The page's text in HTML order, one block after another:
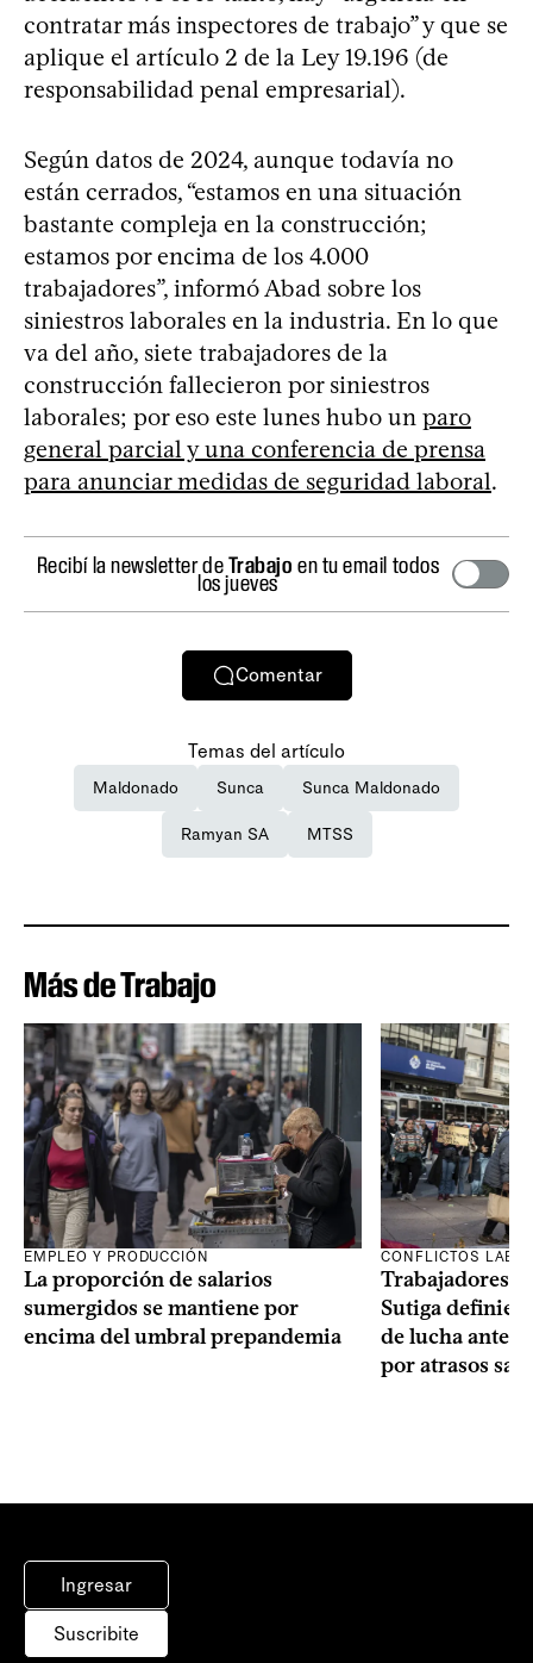
contratar más inspectores de trabajo” y que se
aplique el artículo 2 de la Ley 19.196 (de
responsabilidad penal empresarial).
Según datos de 2024, aunque todavía no
están cerrados, “estamos en una situación
bastante compleja en la construcción;
estamos por encima de los 4.000
trabajadores”, informó Abad sobre los
siniestros laborales en la industria. En lo que
va del año, siete trabajadores de la
construcción fallecieron por siniestros
laborales; por eso este lunes hubo un paro
general parcial y una conferencia de prensa
para anunciar medidas de seguridad laboral.
Recibí la newsletter deTrabajo en tu email todos
los jueves
Comentar
Temas del artículo
Maldonado Sunca Sunca Maldonado
Ramyan SA MTSS
Más de Trabajo
EMPLEO Y PRODUCCIÓN
La proporción de salarios
sumergidos se mantiene por
encima del umbral prepandemia
CONFLICTOS
Trabajadores
Sutiga
de lucha ante
por atrasos
Ingresar
Suscribite